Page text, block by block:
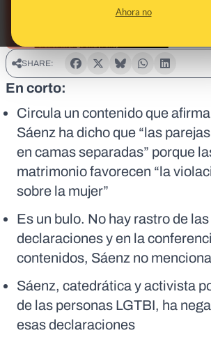
Ahora no
SHARE:
En corto:
Circula un contenido que
Sáenz ha dicho que “las
en camas separadas” porque
matrimonio favorecen “la
sobre la mujer”
Es un bulo. No hay rastro de
declaraciones y en la
contenidos, Sáenz no
Sáenz, catedrática y activista
de las personas LGTBI, ha
esas declaraciones